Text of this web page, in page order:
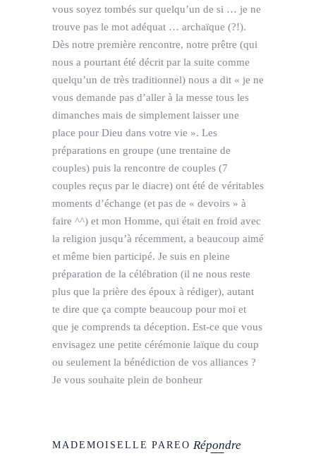
vous soyez tombés sur quelqu’un de si … je ne
trouve pas le mot adéquat … archaïque (?!).
Dès notre première rencontre, notre prêtre (qui
nous a pourtant été décrit par la suite comme
quelqu’un de très traditionnel) nous a dit « je ne
vous demande pas d’aller à la messe tous les
dimanches mais de simplement laisser une
place pour Dieu dans votre vie ». Les
préparations en groupe (une trentaine de
couples) puis la rencontre de couples (7
couples reçus par le diacre) ont été de véritables
moments d’échange (et pas de « devoirs » à
faire ^^) et mon Homme, qui était en froid avec
la religion jusqu’à récemment, a beaucoup aimé
et même bien participé. Je suis en pleine
préparation de la célébration (il ne nous reste
plus que la prière des époux à rédiger), autant
te dire que ça compte beaucoup pour moi et
que je comprends ta déception. Est-ce que vous
envisagez une petite cérémonie laïque du coup
ou seulement la bénédiction de vos alliances ?
Je vous souhaite plein de bonheur
MADEMOISELLE PAREO Répondre